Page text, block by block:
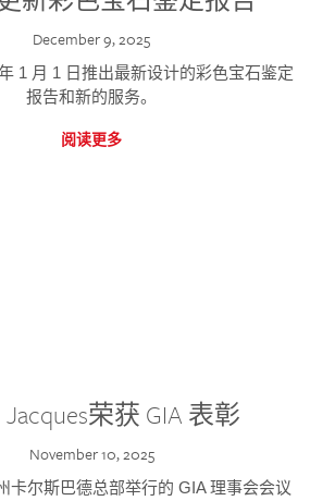
December 9, 2025
1 月 1 日推出最新设计的彩色宝石鉴定
报告和新的服务。
阅读更多
Jacques荣获 GIA 表彰
November 10, 2025
卡尔斯巴德总部举行的 GIA 理事会会议